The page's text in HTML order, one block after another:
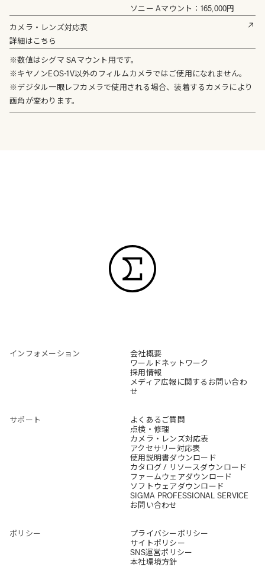
ソニー Aマウント：165,000円
カメラ・レンズ対応表
詳細はこちら
※数値はシグマ SAマウント用です。
※キヤノンEOS-1V以外のフィルムカメラではご使用になれません。
※デジタル一眼レフカメラで使用される場合、装着するカメラにより
画角が変わります。
インフォメーション
会社概要
ワールドネットワーク
採用情報
メディア広報に関するお問い合わ
せ
サポート
よくあるご質問
点検・修理
カメラ・レンズ対応表
アクセサリー対応表
使用説明書ダウンロード
カタログ / リソースダウンロード
ファームウェアダウンロード
ソフトウェアダウンロード
SIGMA PROFESSIONAL SERVICE
お問い合わせ
ポリシー
プライバシーポリシー
サイトポリシー
SNS運営ポリシー
本社環境方針